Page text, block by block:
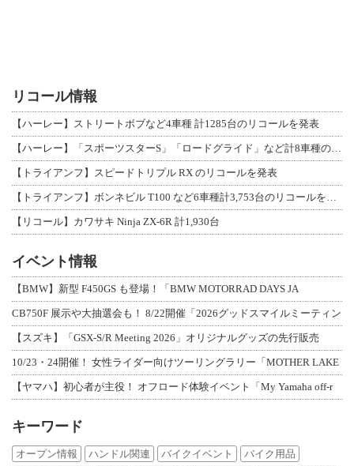
リコール情報
【ハーレー】ストリートボブなど4車種 計1285台のリコールを発表
【ハーレー】「スポーツスターS」「ロードグライド」など計8車種のリコールを発表
【トライアンフ】スピードトリプル RX のリコールを発表
【トライアンフ】ボンネビル T100 など6車種計3,753台のリコールを発表
【リコール】カワサキ Ninja ZX-6R 計1,930台
イベント情報
【BMW】新型 F450GS も登場！「BMW MOTORRAD DAYS JA
CB750F 展示や大抽選会も！ 8/22開催「2026グッドスマイルミーティン
【スズキ】「GSX-S/R Meeting 2026」オリジナルグッズの先行販売
10/23・24開催！ 女性ライダー向けツーリングラリー「MOTHER LAKE
【ヤマハ】初心者が主役！ オフロード体験イベント「My Yamaha off-r
キーワード
オープン情報 ハンドル関連 バイクイベント
バイク用品